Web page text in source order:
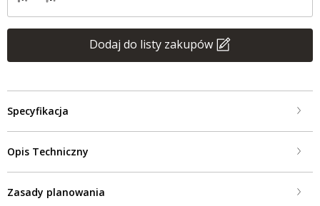
Dodaj do listy zakupów
Specyfikacja
Opis Techniczny
Zasady planowania